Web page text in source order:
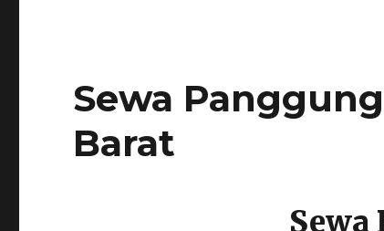
Sewa
Barat
Sewa